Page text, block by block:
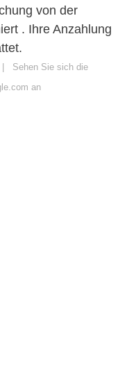
von der
. Ihre Anzahlung
Sehen Sie sich die
an